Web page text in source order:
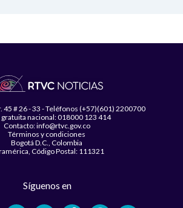
45 # 26 - 33 - Teléfonos (+57)(601) 2200700
gratuita nacional: 018000 123 414
Contacto: info@rtvc.gov.co
Términos y condiciones
Bogotá D.C., Colombia
Código Postal: 111321
Síguenos en